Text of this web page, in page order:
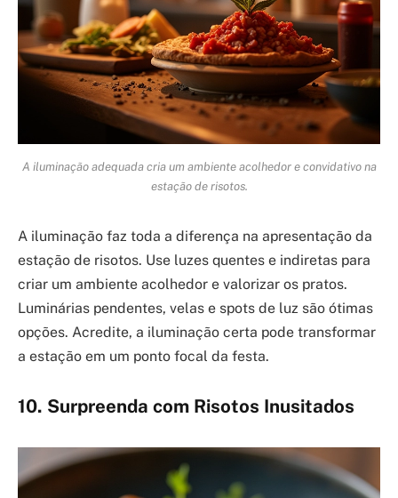
A iluminação adequada cria um ambiente acolhedor e convidativo na
estação de risotos.
A iluminação faz toda a diferença na apresentação da
estação de risotos. Use luzes quentes e indiretas para
criar um ambiente acolhedor e valorizar os pratos.
Luminárias pendentes, velas e spots de luz são ótimas
opções. Acredite, a iluminação certa pode transformar
a estação em um ponto focal da festa.
10. Surpreenda com Risotos Inusitados